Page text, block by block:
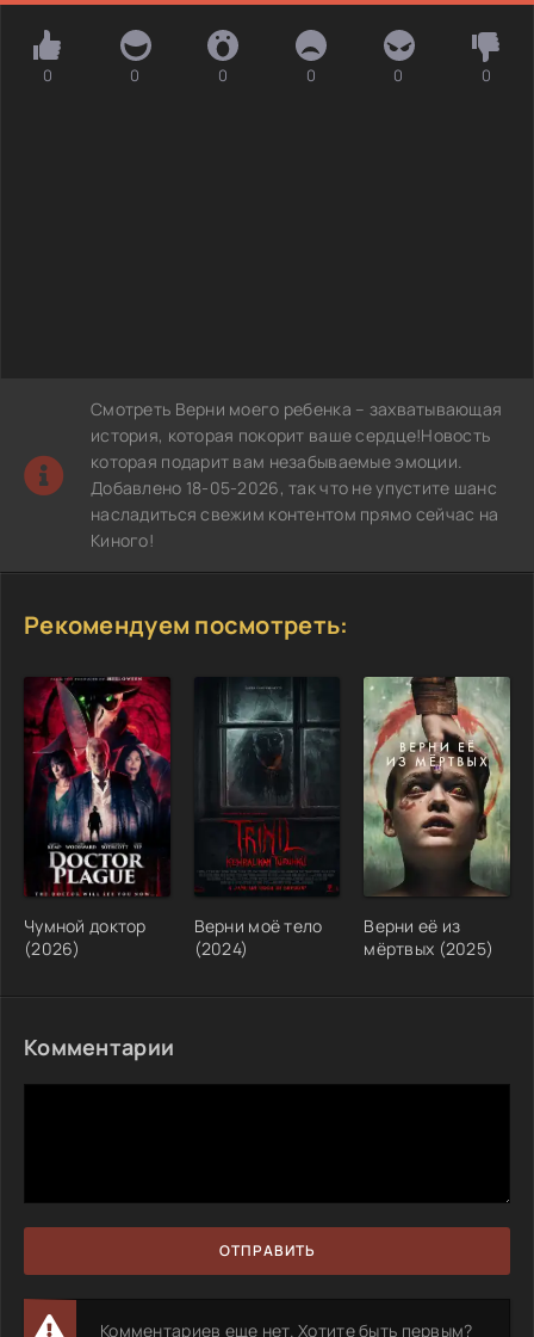
0 0 0 0 0 0
Смотреть Верни моего ребенка – захватывающая
история, которая покорит ваше сердце!Новость
которая подарит вам незабываемые эмоции.
Добавлено 18-05-2026, так что не упустите шанс
насладиться свежим контентом прямо сейчас на
Киного!
Рекомендуем посмотреть:
Чумной доктор
(2026)
Верни моё тело
(2024)
Верни её из
мёртвых (2025)
Комментарии
ОТПРАВИТЬ
Комментариев еще нет. Хотите быть первым?